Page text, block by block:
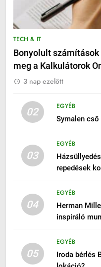
TECH & IT
Bonyolult
meg a Kalkulátorok
3 nap ezelőtt
02
EGYÉB
Symalen
03
EGYÉB
repedések
04
EGYÉB
Herman
inspiráló
05
EGYÉB
Iroda bérlés